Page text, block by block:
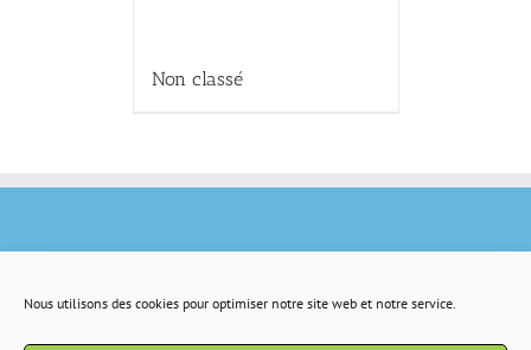
Nous utilisons des cookies pour optimiser notre site web et notre service.
Non classé